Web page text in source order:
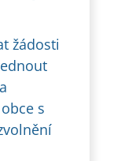
žádosti
s